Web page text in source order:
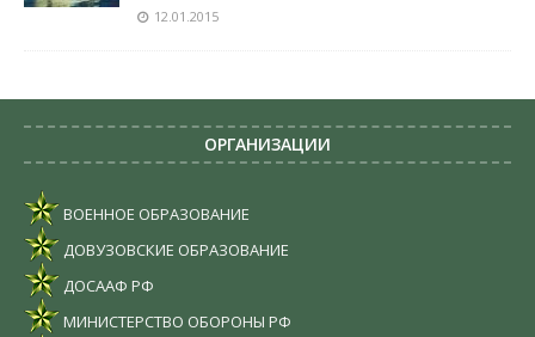
12.01.2015
ОРГАНИЗАЦИИ
ВОЕННОЕ ОБРАЗОВАНИЕ
ДОВУЗОВСКИЕ ОБРАЗОВАНИЕ
ДОСААФ РФ
МИНИСТЕРСТВО ОБОРОНЫ РФ